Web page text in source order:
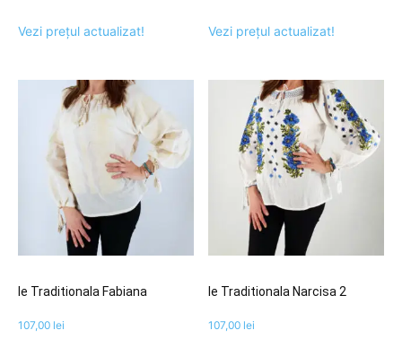
Vezi prețul actualizat! Vezi prețul actualizat!
Ie Traditionala Fabiana
107,00 lei
Ie Traditionala Narcisa 2
107,00 lei